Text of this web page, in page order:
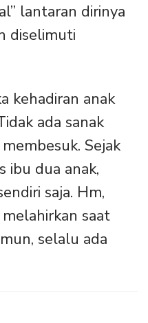
lantaran dirinya
diselimuti
kehadiran anak
ada sanak
Sejak
ibu dua anak,
saja. Hm,
saat
selalu ada